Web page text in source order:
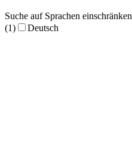
Suche auf Sprachen einschränken
(1)
Deutsch